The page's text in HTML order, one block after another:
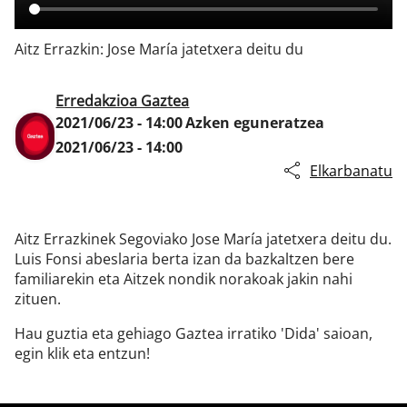
Aitz Errazkin: Jose María jatetxera deitu du
Erredakzioa Gaztea
2021/06/23 - 14:00Azken eguneratzea
2021/06/23 - 14:00
Elkarbanatu
Aitz Errazkinek Segoviako Jose María jatetxera deitu du.
Luis Fonsi abeslaria berta izan da bazkaltzen bere
familiarekin eta Aitzek nondik norakoak jakin nahi
zituen.
Hau guztia eta gehiago Gaztea irratiko 'Dida' saioan,
egin klik eta entzun!